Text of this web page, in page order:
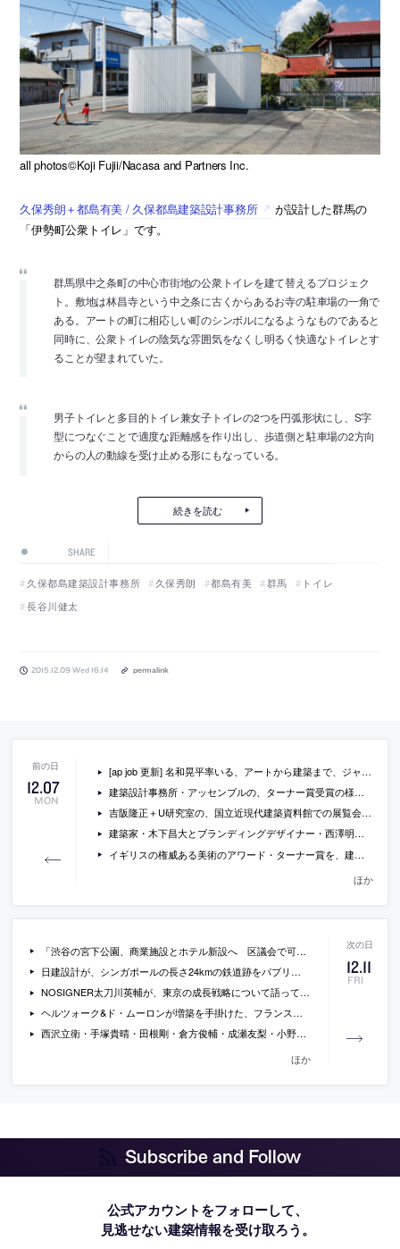
all photos©Koji Fujii/Nacasa and Partners Inc.
久保秀朗＋都島有美 / 久保都島建築設計事務所
が設計した群馬の
「伊勢町公衆トイレ」です。
群馬県中之条町の中心市街地の公衆トイレを建て替えるプロジェク
ト。敷地は林昌寺という中之条に古くからあるお寺の駐車場の一角で
ある。アートの町に相応しい町のシンボルになるようなものであると
同時に、公衆トイレの陰気な雰囲気をなくし明るく快適なトイレとす
ることが望まれていた。
男子トイレと多目的トイレ兼女子トイレの2つを円弧形状にし、S字
型につなぐことで適度な距離感を作り出し、歩道側と駐車場の2方向
からの人の動線を受け止める形にもなっている。
続きを読む
SHARE
久保都島建築設計事務所 久保秀朗 都島有美 群馬
トイレ
長谷川健太
2015.12.09 Wed 16:14 permalink
12.07
MON
[ap job 更新] 名和晃平率いる、アートから建築まで、ジャンルにとらわれない活動をしているSANDWICHが、建築スタッフ・アルバイト・経理事務スタッフを募集中
建築設計事務所・アッセンブルの、ターナー賞受賞の様子を伝える動画
吉阪隆正＋U研究室の、国立近現代建築資料館での展覧会「みなでつくる方法」の会場写真
建築家・木下昌大とブランディングデザイナー・西澤明洋の対談「建築とブランディングデザイン」が神戸で開催 [2016/1/22]
イギリスの権威ある美術のアワード・ターナー賞を、建築設計事務所・アッセンブルが受賞しています
ほか
12.11
FRI
「渋谷の宮下公園、商業施設とホテル新設へ 区議会で可決」（朝日新聞DEGITAL）
日建設計が、シンガポールの長さ24kmの鉄道跡をパブリックスペースとして再生させる国際コンペに勝利
NOSIGNER太刀川英輔が、東京の成長戦略について語っている記事「東京には“斜めの関係”が足りない」
ヘルツォーク&ド・ムーロンが増築を手掛けた、フランスの修道院を改修した「ウンターリンデン美術館」の写真など
西沢立衛・手塚貴晴・田根剛・倉方俊輔・成瀬友梨・小野田泰明が審査する「せんだいデザインリーグ卒業設計日本一決定戦2016」の概要が公開
ほか
Subscribe and Follow
公式アカウントをフォローして、
見逃せない建築情報を受け取ろう。